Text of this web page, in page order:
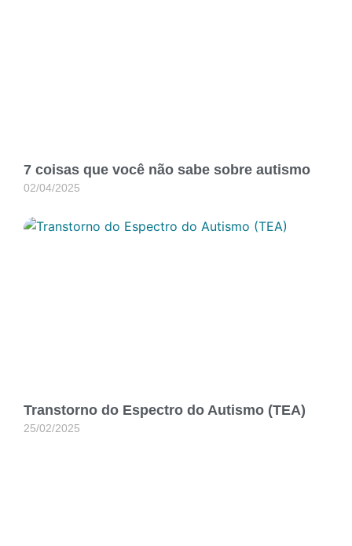
7 coisas que você não sabe sobre autismo
02/04/2025
Transtorno do Espectro do Autismo (TEA)
25/02/2025